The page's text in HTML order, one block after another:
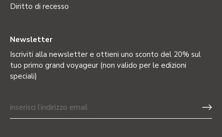
Diritto di recesso
Newsletter
Iscriviti alla newsletter e ottieni uno sconto del 20% sul
tuo primo grand voyageur (non valido per le edizioni
speciali)